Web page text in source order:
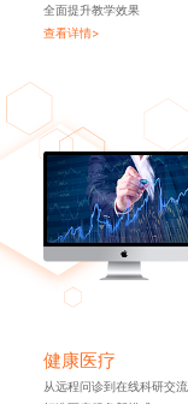
全面提升教学效果
查看详情>
健康医疗
从远程问诊到在线科研交流